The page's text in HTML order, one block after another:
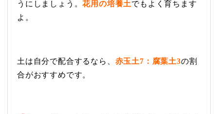
うにしましょう。花用の培養土でもよく育ちます
よ。
土は自分で配合するなら、 赤玉土7：腐葉土3の割
合がおすすめです。